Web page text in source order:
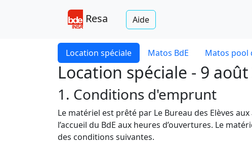
Resa Aide
Location spéciale Matos BdE Matos pool
Location spéciale - 9
1. Conditions d'emprunt
Le matériel est prêté par Le Bureau des Elèves
l’accueil du BdE aux heures d’ouvertures. Le
des conditions suivantes.